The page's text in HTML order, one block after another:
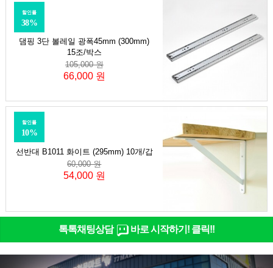
댐핑 3단 볼레일 광폭45mm (300mm)
15조/박스
할인률
38%
105,000 원
66,000 원
선반대 B1011 화이트 (295mm) 10개/갑
할인률
10%
60,000 원
54,000 원
톡톡채팅상담 바로 시작하기! 클릭!!